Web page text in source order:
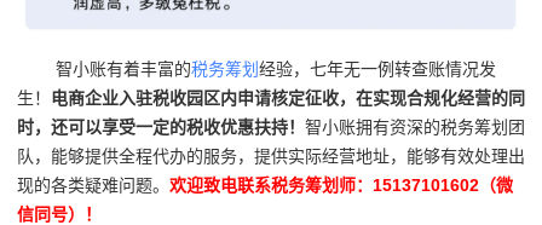
智小账有着丰富的税务筹划经验，七年无一例转查账情况发
生！ 电商企业入驻税收园区内申请核定征收，在实现合规化经营的同
时，还可以享受一定的税收优惠扶持！ 智小账拥有资深的税务筹划团
队，能够提供全程代办的服务，提供实际经营地址，能够有效处理出
现的各类疑难问题。 欢迎致电联系税务筹划师：15137101602（微
信同号）！